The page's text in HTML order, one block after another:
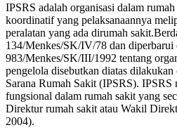
IPSRS adalah organisasi dalam
koordinatif yang pelaksanaannya
peralatan yang ada dirumah
134/Menkes/SK/IV/78 dan
983/Menkes/SK/III/1992 tentang
pengelola disebutkan diatas dilakukan
Sarana Rumah Sakit (IPSRS). IPSRS
fungsional dalam rumah sakit yang
Direktur rumah sakit atau Wakil
2004).